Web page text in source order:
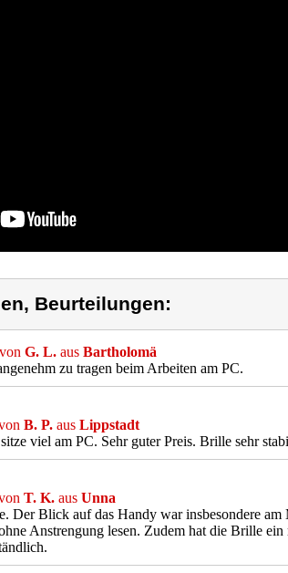
Beurteilungen:
von G. L. aus Bartholomä
zu tragen beim Arbeiten am PC.
B. P. aus Lippstadt
viel am PC. Sehr guter Preis. Brille sehr
T. K. aus Unna
Der Blick auf das Handy war insbesondere
Anstrengung lesen. Zudem hat die Brille ein